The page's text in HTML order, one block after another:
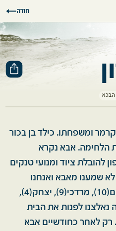
חזרה
הבכא
ומשפחתו. כילד בן בכור
הלחימה. אבא נקרא
להובלת ציוד ומנועי טנקים
שמענו מאבא ואנחנו
במשפחה היינו 4 ילדים: מנחם(10), מרדכי(9), יצחק(4),
נאלצנו לפנות את הבית
רק לאחר כחודשיים אבא